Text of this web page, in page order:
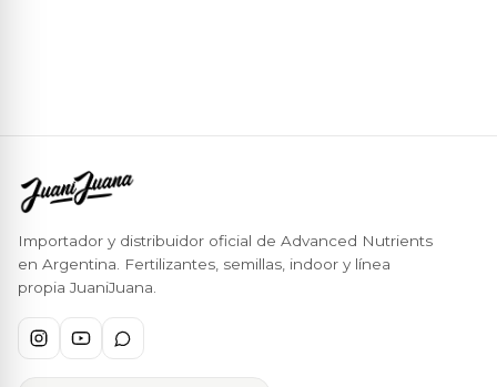
Importador y distribuidor oficial de Advanced Nutrients
en Argentina. Fertilizantes, semillas, indoor y línea
propia JuaniJuana.